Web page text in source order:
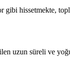
hissetmekte,
uzun süreli ve